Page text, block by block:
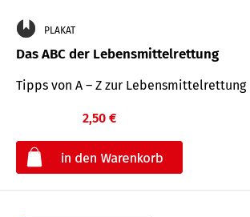
PLAKAT
Das ABC der Lebensmittelrettung
Tipps von A – Z zur Lebensmittelrettung
2,50 €